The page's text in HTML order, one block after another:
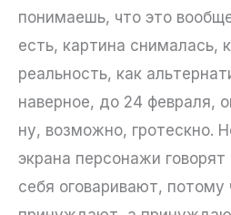
понимаешь, что это
есть, картина снималась,
реальность, как
наверное, до 24 февраля,
ну, возможно, гротескно.
экрана персонажи
себя оговаривают, потому